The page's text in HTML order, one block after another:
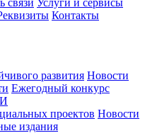
Контакты
развития Новости
Ежегодный конкурс
проектов Новости
издания